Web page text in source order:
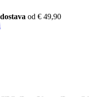
od € 49,90